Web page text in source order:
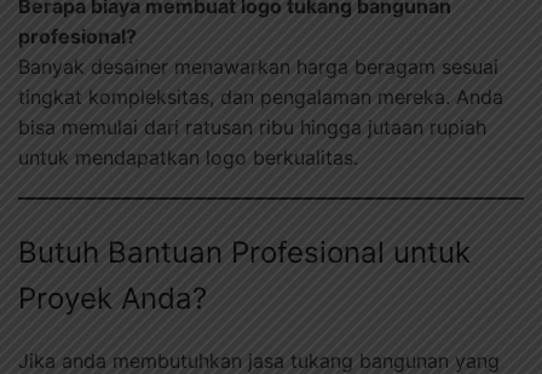
Berapa biaya membuat logo tukang bangunan
profesional?
Banyak desainer menawarkan harga beragam sesuai
tingkat kompleksitas, dan pengalaman mereka. Anda
bisa memulai dari ratusan ribu hingga jutaan rupiah
untuk mendapatkan logo berkualitas.
Butuh Bantuan Profesional untuk
Proyek Anda?
Jika anda membutuhkan jasa tukang bangunan yang